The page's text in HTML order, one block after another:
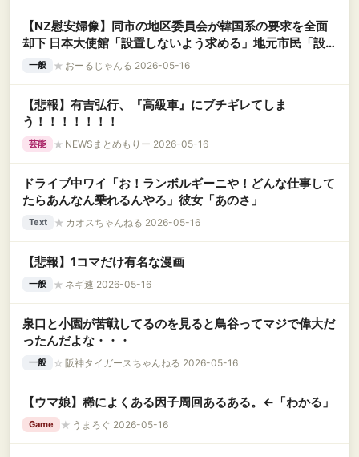
【NZ慰安婦像】同市の地区委員会が韓国系の要求を全面
却下 日本大使館「設置しないよう求める」地元市民「設
置に反対」
一般 ★ おーるじゃんる 2026-05-16
【悲報】有吉弘行、『高級車』にブチギレてしま
う！！！！！！！
芸能 ★ NEWSまとめもりー 2026-05-16
ドライブ中ワイ「お！ランボルギーニや！どんな仕事して
たらあんなん乗れるんやろ」彼女「あのさ」
Text ★ カオスちゃんねる 2026-05-16
【悲報】1コマだけ有名な漫画
一般 ★ ネギ速 2026-05-16
泉口と小園が苦戦してるのを見ると鳥谷ってマジで偉大だ
ったんだよな・・・
一般 ☆ 阪神タイガースちゃんねる 2026-05-16
【ウマ娘】稀によくある因子周回あるある。←「わかる」
Game ★ うまろぐ 2026-05-16